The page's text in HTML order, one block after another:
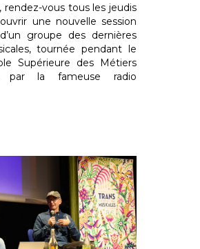
rendez-vous tous les jeudis
une nouvelle session
groupe des dernières
tournée pendant le
Supérieure des Métiers
par la fameuse radio